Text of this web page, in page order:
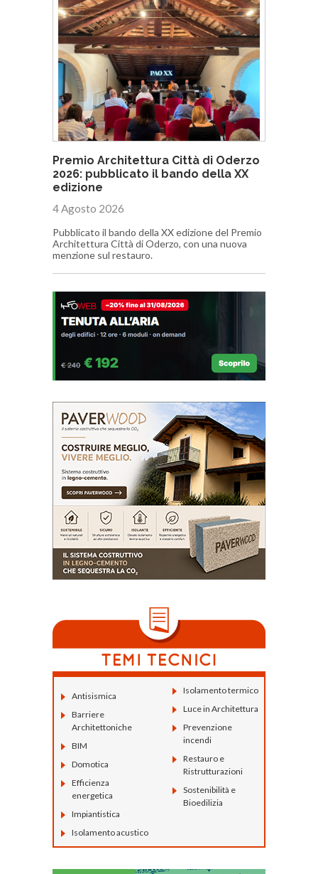
Premio Architettura Città di Oderzo
2026: pubblicato il bando della XX
edizione
4 Agosto 2026
Pubblicato il bando della XX edizione del Premio
Architettura Città di Oderzo, con una nuova
menzione sul restauro.
Antisismica
Barriere
Architettoniche
BIM
Domotica
Efficienza
energetica
Impiantistica
Isolamento acustico
Isolamento termico
Luce in Architettura
Prevenzione
incendi
Restauro e
Ristrutturazioni
Sostenibilità e
Bioedilizia